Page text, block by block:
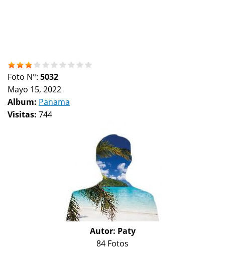
Foto N°: 5032
Mayo 15, 2022
Album: Panama
Visitas: 744
Autor: Paty
84 Fotos